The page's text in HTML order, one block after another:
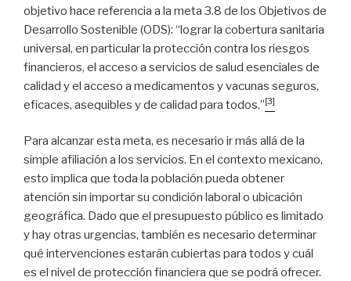
objetivo hace referencia a la meta 3.8 de los Objetivos de
Desarrollo Sostenible (ODS): “lograr la cobertura sanitaria
universal, en particular la protección contra los riesgos
financieros, el acceso a servicios de salud esenciales de
calidad y el acceso a medicamentos y vacunas seguros,
eficaces, asequibles y de calidad para todos.”[3]
Para alcanzar esta meta, es necesario ir más allá de la
simple afiliación a los servicios. En el contexto mexicano,
esto implica que toda la población pueda obtener
atención sin importar su condición laboral o ubicación
geográfica. Dado que el presupuesto público es limitado
y hay otras urgencias, también es necesario determinar
qué intervenciones estarán cubiertas para todos y cuál
es el nivel de protección financiera que se podrá ofrecer.